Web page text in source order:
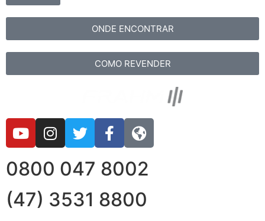
ONDE ENCONTRAR
COMO REVENDER
0800 047 8002
(47) 3531 8800